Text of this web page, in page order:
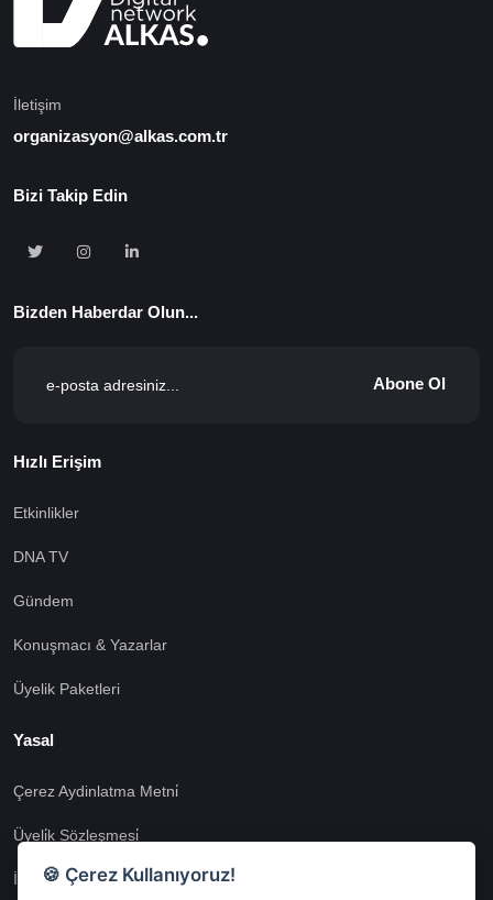
İletişim
organizasyon@alkas.com.tr
Bizi Takip Edin
Bizden Haberdar Olun...
Abone Ol
Hızlı Erişim
Etkinlikler
DNA TV
Gündem
Konuşmacı & Yazarlar
Üyelik Paketleri
Yasal
Çerez Aydinlatma Metni̇
Üyeli̇k Sözleşmesi̇
İnternet Si̇tesi̇ Aydinlatma Metni̇
🍪 Çerez Kullanıyoruz!